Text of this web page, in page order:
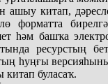
ашыу китап,
форматта
һәм башҡа
ресурстың
һуңғы
китап буласаҡ.